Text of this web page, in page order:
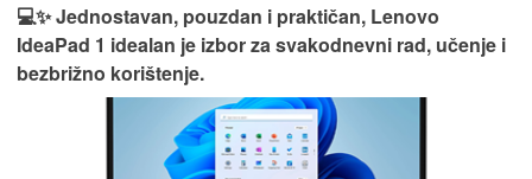
💻✨ Jednostavan, pouzdan i praktičan, Lenovo
IdeaPad 1 idealan je izbor za svakodnevni rad, učenje i
bezbrižno korištenje.